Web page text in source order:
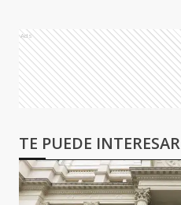
Ads
TE PUEDE INTERESAR